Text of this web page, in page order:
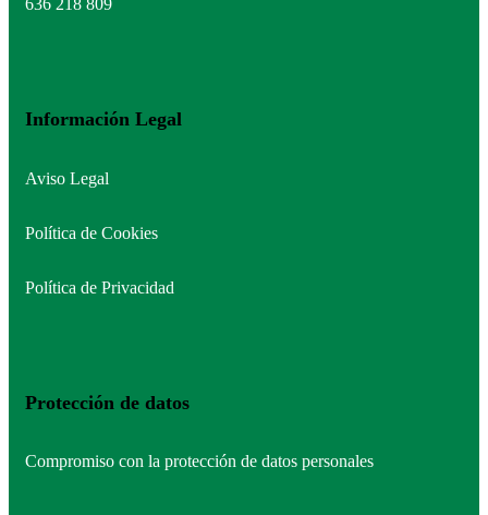
636 218 809
Información Legal
Aviso Legal
Política de Cookies
Política de Privacidad
Protección de datos
Compromiso con la protección de datos personales